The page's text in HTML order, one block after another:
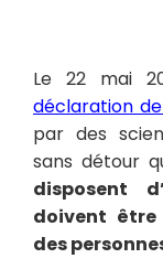
Le 22 mai
déclaration
par des
sans détour
disposent
doivent être
des